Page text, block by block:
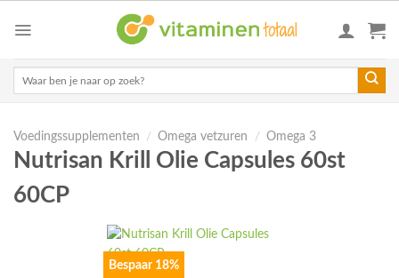
Voedingssupplementen / Omega vetzuren / Omega 3
Nutrisan Krill Olie Capsules 60st
60CP
Bespaar 18%